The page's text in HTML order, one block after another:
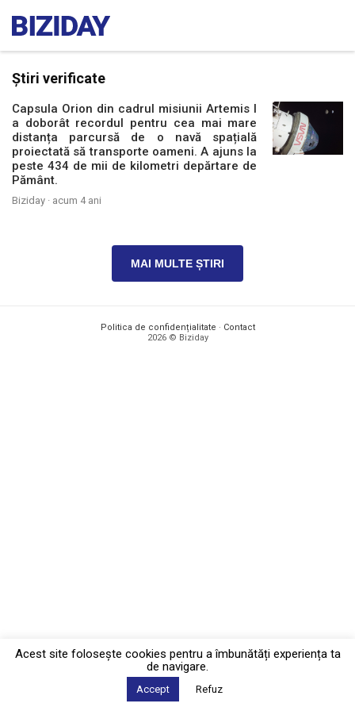
Știri verificate
Capsula Orion din cadrul misiunii Artemis I
a doborât recordul pentru cea mai mare
distanța parcursă de o navă spațială
proiectată să transporte oameni. A ajuns la
peste 434 de mii de kilometri depărtare de
Pământ.
Biziday · acum 4 ani
MAI MULTE ȘTIRI
Politica de confidențialitate · Contact
2026 © Biziday
Acest site foloseşte cookies pentru a îmbunătăți experiența ta
de navigare.
Accept Refuz